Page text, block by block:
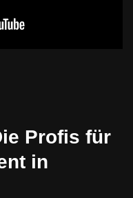
Profis für
in